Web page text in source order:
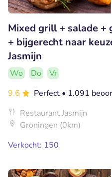
Mixed grill + salade
+ bijgerecht naar
Jasmijn
Wo Do
Vr
9.6
Perfect • 1.091
Restaurant Jasmijn
Groningen (0km)
Verkocht: 150